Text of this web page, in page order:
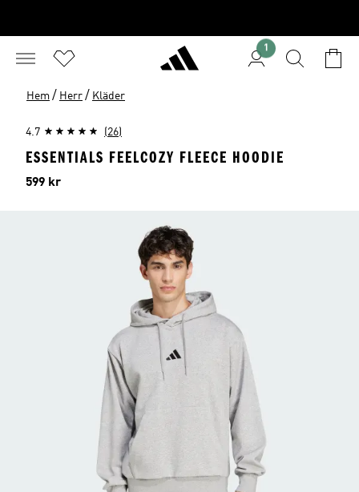
1
Hem / Herr / Kläder
4.7 (26)
ESSENTIALS FEELCOZY FLEECE HOODIE
Pris
599 kr